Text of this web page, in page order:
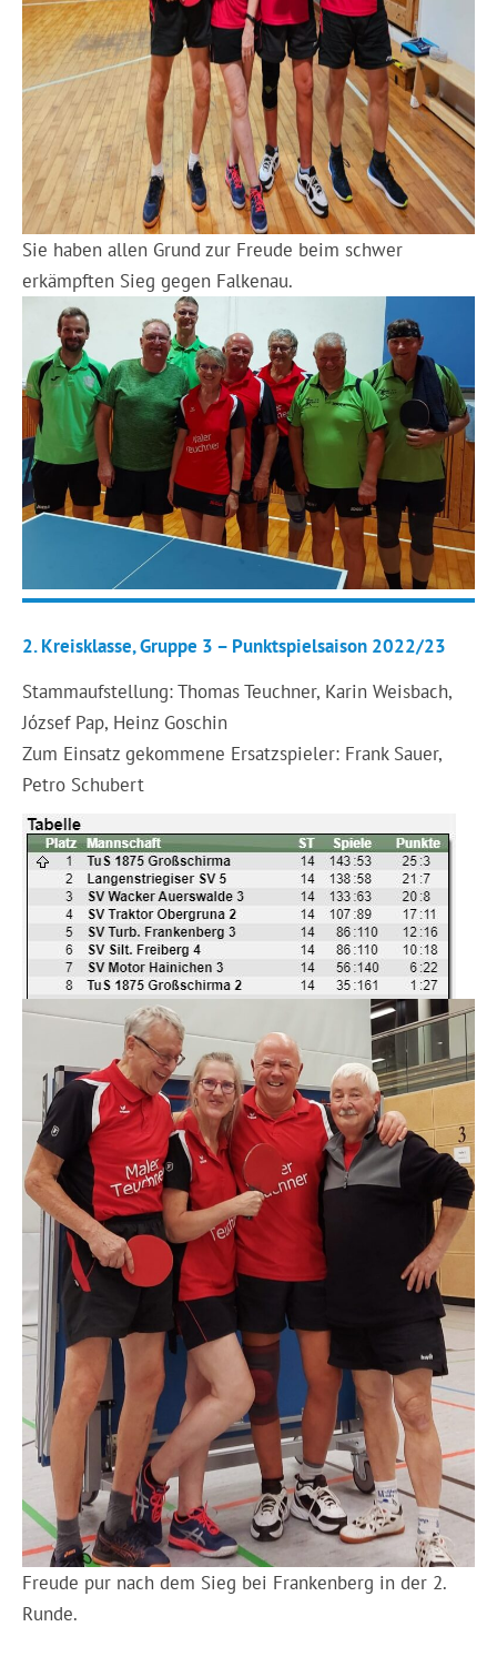
Sie haben allen Grund zur Freude beim schwer
erkämpften Sieg gegen Falkenau.
2. Kreisklasse, Gruppe 3 – Punktspielsaison 2022/23
Stammaufstellung: Thomas Teuchner, Karin Weisbach,
József Pap, Heinz Goschin
Zum Einsatz gekommene Ersatzspieler: Frank Sauer,
Petro Schubert
Freude pur nach dem Sieg bei Frankenberg in der 2.
Runde.